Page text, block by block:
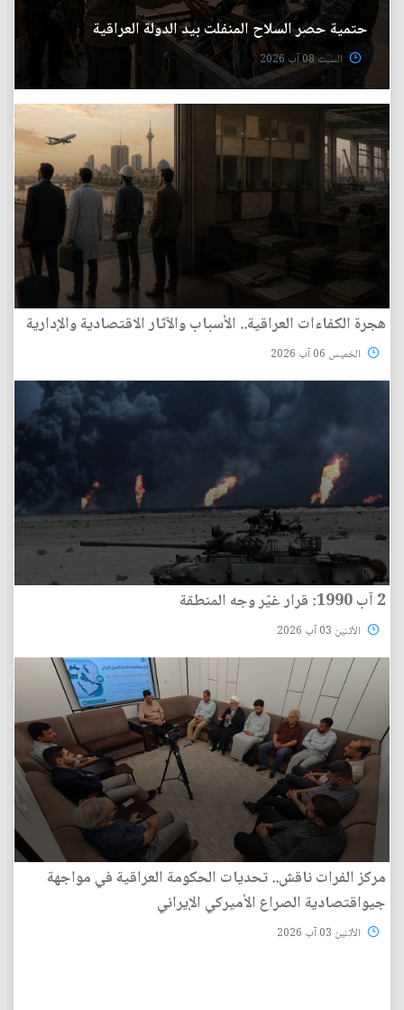
حتمية حصر السلاح المنفلت بيد الدولة العراقية
السبت 08 آب 2026
هجرة الكفاءات العراقية.. الأسباب والآثار الاقتصادية والإدارية
الخميس 06 آب 2026
2 آب 1990: قرار غيّر وجه المنطقة
الأثنين 03 آب 2026
مركز الفرات ناقش.. تحديات الحكومة العراقية في مواجهة
جيواقتصادية الصراع الأميركي الإيراني
الأثنين 03 آب 2026